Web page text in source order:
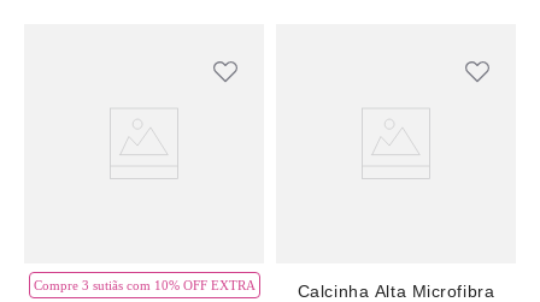
Compre 3 sutiãs com 10% OFF EXTRA
Calcinha Alta Microfibra